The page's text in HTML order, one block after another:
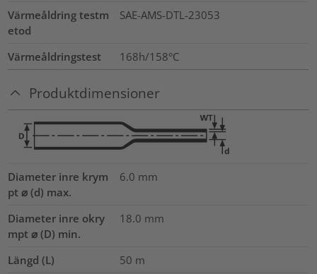
Värmeåldring testm
etod
SAE-AMS-DTL-23053
Värmeåldringstest 168h/158°C
Produktdimensioner
Diameter inre krym
pt ⌀ (d) max.
6.0 mm
Diameter inre okry
mpt ⌀ (D) min.
18.0 mm
Längd (L) 50 m